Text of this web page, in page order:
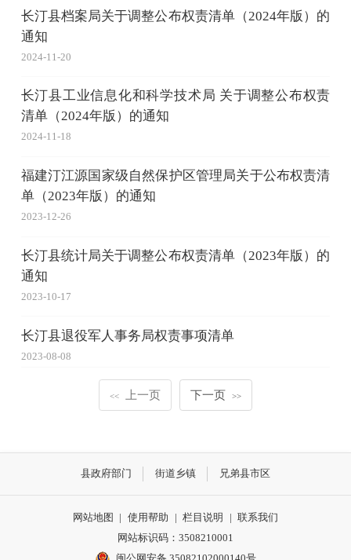
长汀县档案局关于调整公布权责清单（2024年版）的
通知
2024-11-20
长汀县工业信息化和科学技术局 关于调整公布权责
清单（2024年版）的通知
2024-11-18
福建汀江源国家级自然保护区管理局关于公布权责清
单（2023年版）的通知
2023-12-26
长汀县统计局关于调整公布权责清单（2023年版）的
通知
2023-10-17
长汀县退役军人事务局权责事项清单
2023-08-08
<< 上一页 下一页 >>
县政府部门 街道乡镇 兄弟县市区
网站地图 | 使用帮助 | 栏目说明 | 联系我们
网站标识码：3508210001